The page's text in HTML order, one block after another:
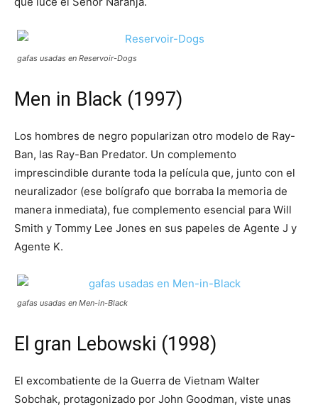
gafas usadas en Reservoir-Dogs
Men in Black (1997)
Los hombres de negro popularizan otro modelo de Ray-
Ban, las Ray-Ban Predator. Un complemento
imprescindible durante toda la película que, junto con el
neuralizador (ese bolígrafo que borraba la memoria de
manera inmediata), fue complemento esencial para Will
Smith y Tommy Lee Jones en sus papeles de Agente J y
Agente K.
gafas usadas en Men-in-Black
El gran Lebowski (1998)
El excombatiente de la Guerra de Vietnam Walter
Sobchak, protagonizado por John Goodman, viste unas